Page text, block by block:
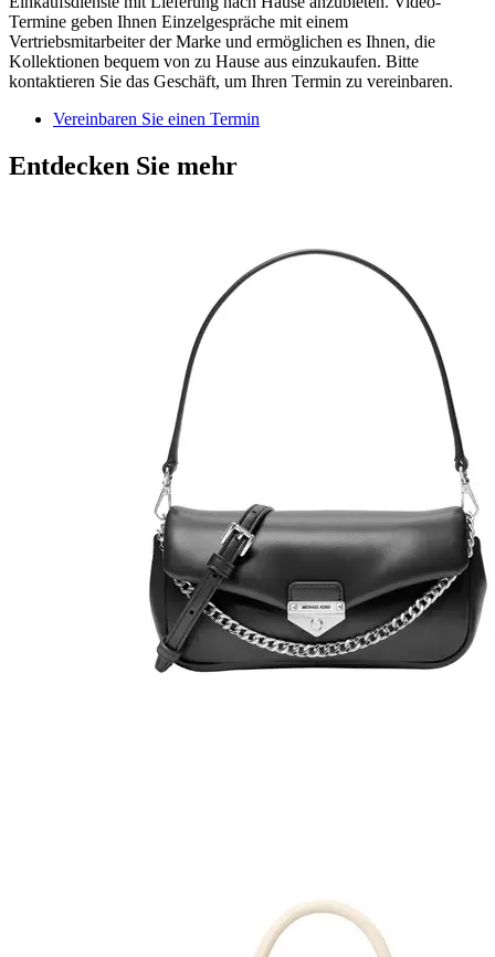
Termine geben Ihnen Einzelgespräche mit einem
Vertriebsmitarbeiter der Marke und ermöglichen es Ihnen, die
Kollektionen bequem von zu Hause aus einzukaufen. Bitte
kontaktieren Sie das Geschäft, um Ihren Termin zu vereinbaren.
Vereinbaren Sie einen Termin
Entdecken Sie mehr